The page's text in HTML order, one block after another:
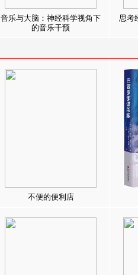
音乐与大脑：神经科学视角下
的音乐干预
思考
不便的便利店